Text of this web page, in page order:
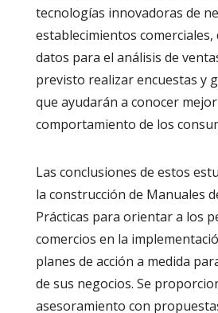
tecnologías innovadoras de
establecimientos
datos para el análisis de
previsto realizar encuestas y
que ayudarán a conocer
comportamiento de los
Las conclusiones de estos
la construcción de Manuales
Prácticas para orientar a los
comercios en la
planes de acción a medida
de sus negocios. Se
asesoramiento con